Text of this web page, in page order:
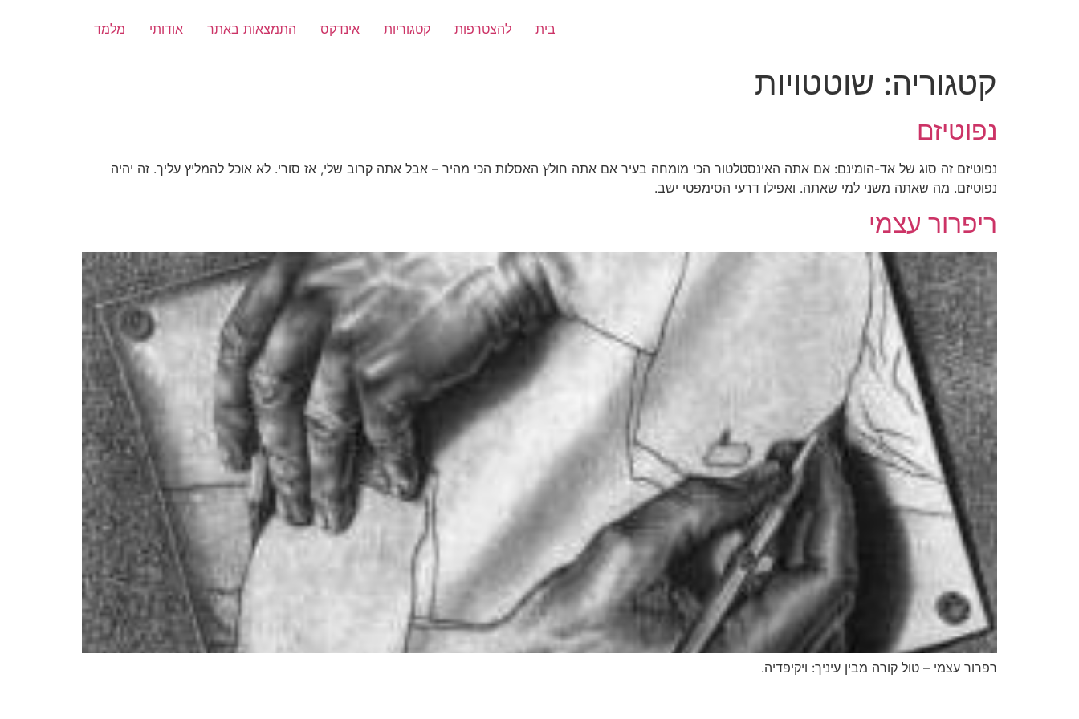
בית להצטרפות קטגוריות אינדקס התמצאות באתר אודותי מלמד
קטגוריה: שוטטויות
נפוטיזם
נפוטיזם זה סוג של אד-הומינם: אם אתה האינסטלטור הכי מומחה בעיר אם אתה חולץ האסלות הכי מהיר – אבל אתה קרוב שלי, אז סורי. לא אוכל להמליץ עליך. זה יהיה
נפוטיזם. מה שאתה משני למי שאתה. ואפילו דרעי הסימפטי ישב.
ריפרור עצמי
רפרור עצמי – טול קורה מבין עיניך: ויקיפדיה.